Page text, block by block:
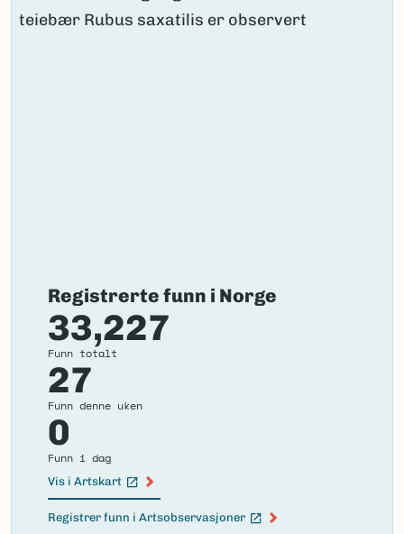
Registrerte funn i Norge
33,227
Funn totalt
27
Funn denne uken
0
Funn i dag
Vis i Artskart
(Ekstern lenke)
Registrer funn i Artsobservasjoner
(Ekstern lenke)